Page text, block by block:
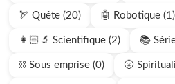
🏹 Quête (20) 🤖 Robotique (1)
👩🏻‍🔬 Scientifique (2) 📚
⛓️ Sous emprise (0) 🌝